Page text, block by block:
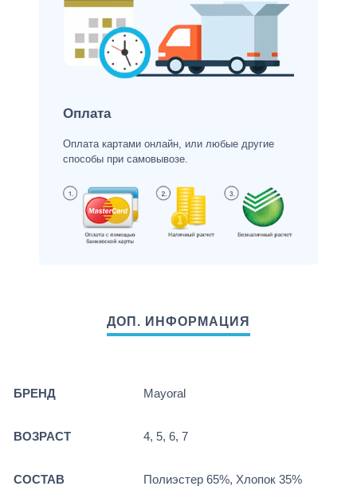
Оплата
Оплата картами онлайн, или любые другие
способы при самовывозе.
БРЕНД Mayoral
ВОЗРАСТ 4, 5, 6, 7
СОСТАВ Полиэстер 65%, Хлопок 35%